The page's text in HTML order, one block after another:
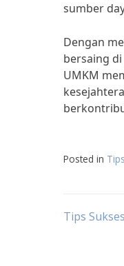
sumber
Dengan
bersaing
UMKM
Posted in
Post
Tips